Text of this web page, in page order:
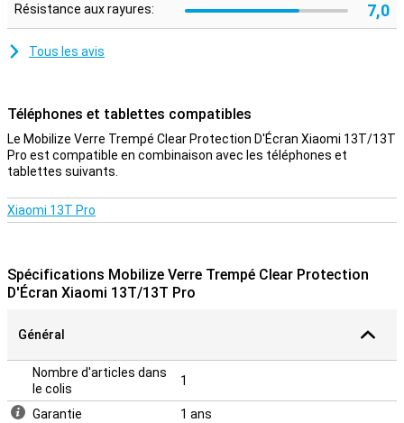
Résistance aux rayures: 7,0
Tous les avis
Téléphones et tablettes compatibles
Le Mobilize Verre Trempé Clear Protection D'Écran Xiaomi 13T/13T
Pro est compatible en combinaison avec les téléphones et
tablettes suivants.
Xiaomi 13T Pro
Spécifications Mobilize Verre Trempé Clear Protection
D'Écran Xiaomi 13T/13T Pro
Général
Nombre d'articles dans
le colis
1
Garantie 1 ans